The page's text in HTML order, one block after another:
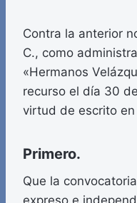
Contra la anterior
C., como
«Hermanos
recurso el día 30
virtud de escrito
Primero.
Que la